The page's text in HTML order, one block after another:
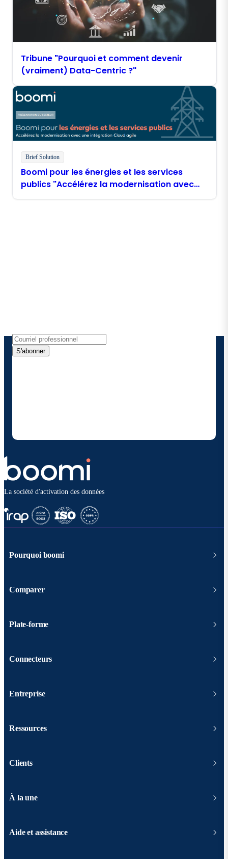
Tribune "Pourquoi et comment devenir
(vraiment) Data-Centric ?"
Brief Solution
Boomi pour les énergies et les services
publics "Accélérez la modernisation avec
une intégration Cloud agile"
S'abonner
La société d'activation des données
Pourquoi boomi
Comparer
Plate-forme
Connecteurs
Entreprise
Ressources
Clients
À la une
Aide et assistance